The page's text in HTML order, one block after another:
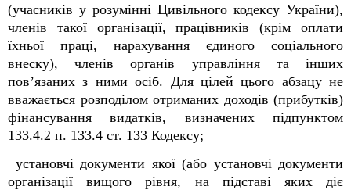
(учасників у розумінні Цивільного кодексу України),
членів такої організації, працівників (крім оплати
їхньої праці, нарахування єдиного соціального
внеску), членів органів управління та інших
пов’язаних з ними осіб. Для цілей цього абзацу не
вважається розподілом отриманих доходів (прибутків)
фінансування видатків, визначених підпунктом
133.4.2 п. 133.4 ст. 133 Кодексу;
установчі документи якої (або установчі документи
організації вищого рівня, на підставі яких діє